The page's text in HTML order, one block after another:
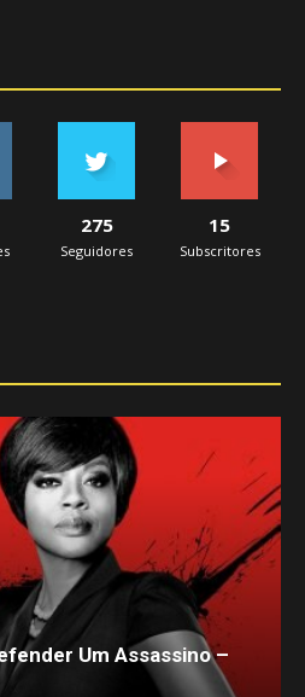
275
Seguidores
15
Subscritores
Um Assassino –